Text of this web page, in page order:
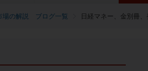
場の解説 ブログ一覧 日経マネー、金別冊